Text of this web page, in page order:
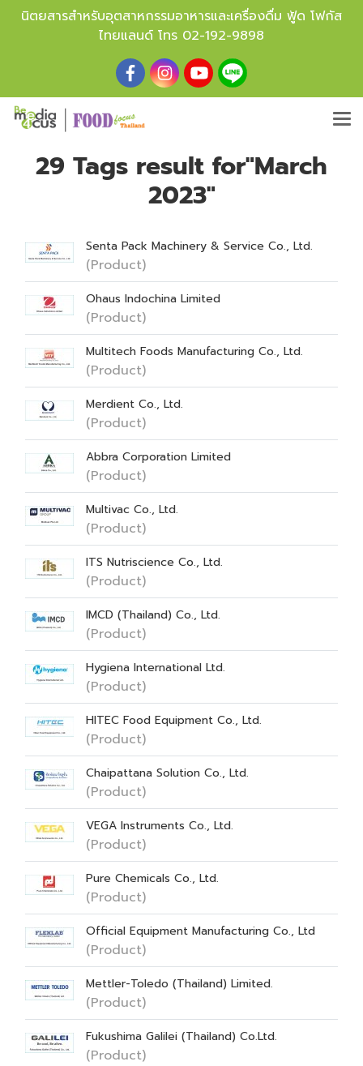
นิตยสารสำหรับอุตสาหกรรมอาหารและเครื่องดื่ม ฟู้ด โฟกัส
ไทยแลนด์ โทร 02-192-9898
29 Tags result for"March
2023"
Senta Pack Machinery & Service Co., Ltd.
(Product)
Ohaus Indochina Limited
(Product)
Multitech Foods Manufacturing Co., Ltd.
(Product)
Merdient Co., Ltd.
(Product)
Abbra Corporation Limited
(Product)
Multivac Co., Ltd.
(Product)
ITS Nutriscience Co., Ltd.
(Product)
IMCD (Thailand) Co., Ltd.
(Product)
Hygiena International Ltd.
(Product)
HITEC Food Equipment Co., Ltd.
(Product)
Chaipattana Solution Co., Ltd.
(Product)
VEGA Instruments Co., Ltd.
(Product)
Pure Chemicals Co., Ltd.
(Product)
Official Equipment Manufacturing Co., Ltd
(Product)
Mettler-Toledo (Thailand) Limited.
(Product)
Fukushima Galilei (Thailand) Co.Ltd.
(Product)